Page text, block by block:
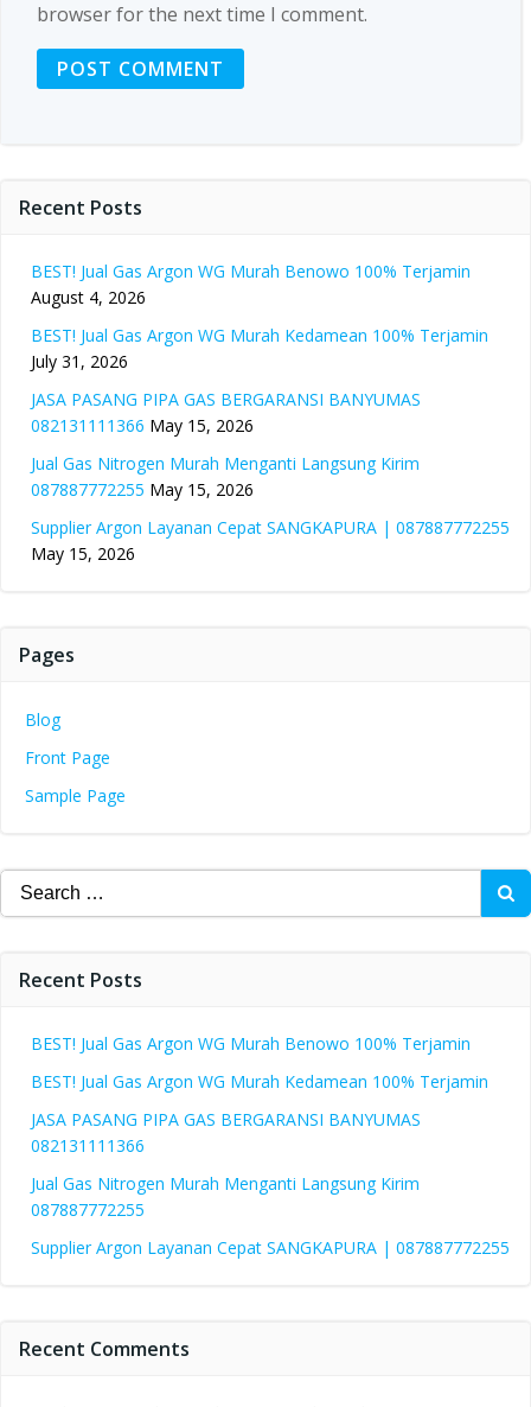
browser for the next time I comment.
Recent Posts
BEST! Jual Gas Argon WG Murah Benowo 100% Terjamin
August 4, 2026
BEST! Jual Gas Argon WG Murah Kedamean 100% Terjamin
July 31, 2026
JASA PASANG PIPA GAS BERGARANSI BANYUMAS
082131111366 May 15, 2026
Jual Gas Nitrogen Murah Menganti Langsung Kirim
087887772255 May 15, 2026
Supplier Argon Layanan Cepat SANGKAPURA | 087887772255
May 15, 2026
Pages
Blog
Front Page
Sample Page
Search
for:
Recent Posts
BEST! Jual Gas Argon WG Murah Benowo 100% Terjamin
BEST! Jual Gas Argon WG Murah Kedamean 100% Terjamin
JASA PASANG PIPA GAS BERGARANSI BANYUMAS
082131111366
Jual Gas Nitrogen Murah Menganti Langsung Kirim
087887772255
Supplier Argon Layanan Cepat SANGKAPURA | 087887772255
Recent Comments